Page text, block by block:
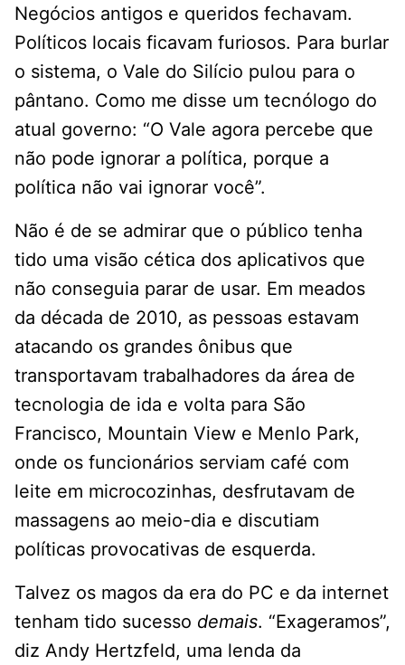
Negócios antigos e queridos fechavam.
Políticos locais ficavam furiosos. Para burlar
o sistema, o Vale do Silício pulou para o
pântano. Como me disse um tecnólogo do
atual governo: “O Vale agora percebe que
não pode ignorar a política, porque a
política não vai ignorar você”.
Não é de se admirar que o público tenha
tido uma visão cética dos aplicativos que
não conseguia parar de usar. Em meados
da década de 2010, as pessoas estavam
atacando os grandes ônibus que
transportavam trabalhadores da área de
tecnologia de ida e volta para São
Francisco, Mountain View e Menlo Park,
onde os funcionários serviam café com
leite em microcozinhas, desfrutavam de
massagens ao meio-dia e discutiam
políticas provocativas de esquerda.
Talvez os magos da era do PC e da internet
tenham tido sucesso demais. “Exageramos”,
diz Andy Hertzfeld, uma lenda da